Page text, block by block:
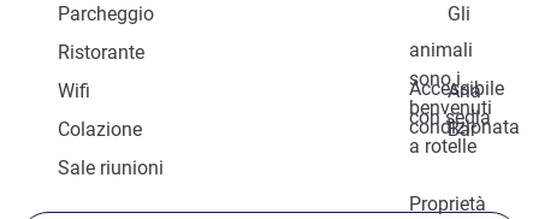
Parcheggio
Gli
animali
sono i
benvenuti
Ristorante
Accessibile
con sedia
a rotelle
Wifi
Aria
condizionata
Colazione
Bar
Sale riunioni
Proprietà